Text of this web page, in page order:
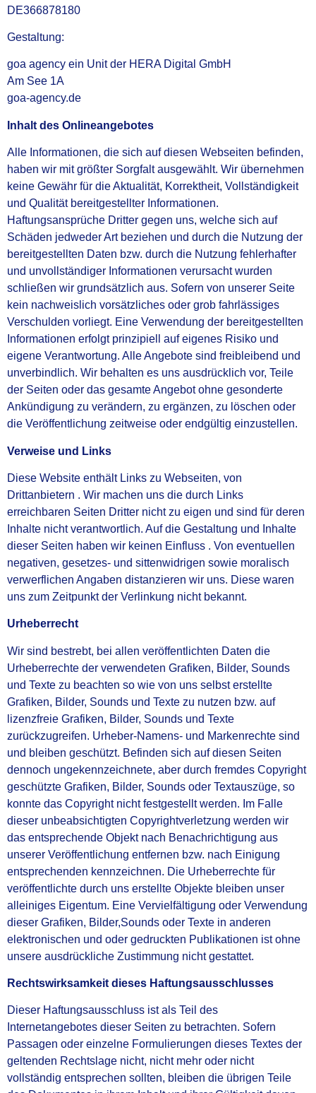
DE366878180
Gestaltung:
goa agency ein Unit der HERA Digital GmbH
Am See 1A
goa-agency.de
Inhalt des Onlineangebotes
Alle Informationen, die sich auf diesen Webseiten befinden,
haben wir mit größter Sorgfalt ausgewählt. Wir übernehmen
keine Gewähr für die Aktualität, Korrektheit, Vollständigkeit
und Qualität bereitgestellter Informationen.
Haftungsansprüche Dritter gegen uns, welche sich auf
Schäden jedweder Art beziehen und durch die Nutzung der
bereitgestellten Daten bzw. durch die Nutzung fehlerhafter
und unvollständiger Informationen verursacht wurden
schließen wir grundsätzlich aus. Sofern von unserer Seite
kein nachweislich vorsätzliches oder grob fahrlässiges
Verschulden vorliegt. Eine Verwendung der bereitgestellten
Informationen erfolgt prinzipiell auf eigenes Risiko und
eigene Verantwortung. Alle Angebote sind freibleibend und
unverbindlich. Wir behalten es uns ausdrücklich vor, Teile
der Seiten oder das gesamte Angebot ohne gesonderte
Ankündigung zu verändern, zu ergänzen, zu löschen oder
die Veröffentlichung zeitweise oder endgültig einzustellen.
Verweise und Links
Diese Website enthält Links zu Webseiten, von
Drittanbietern . Wir machen uns die durch Links
erreichbaren Seiten Dritter nicht zu eigen und sind für deren
Inhalte nicht verantwortlich. Auf die Gestaltung und Inhalte
dieser Seiten haben wir keinen Einfluss . Von eventuellen
negativen, gesetzes- und sittenwidrigen sowie moralisch
verwerflichen Angaben distanzieren wir uns. Diese waren
uns zum Zeitpunkt der Verlinkung nicht bekannt.
Urheberrecht
Wir sind bestrebt, bei allen veröffentlichten Daten die
Urheberrechte der verwendeten Grafiken, Bilder, Sounds
und Texte zu beachten so wie von uns selbst erstellte
Grafiken, Bilder, Sounds und Texte zu nutzen bzw. auf
lizenzfreie Grafiken, Bilder, Sounds und Texte
zurückzugreifen. Urheber-Namens- und Markenrechte sind
und bleiben geschützt. Befinden sich auf diesen Seiten
dennoch ungekennzeichnete, aber durch fremdes Copyright
geschützte Grafiken, Bilder, Sounds oder Textauszüge, so
konnte das Copyright nicht festgestelltwerden. Im Falle
dieser unbeabsichtigten Copyrightverletzung werden wir
das entsprechende Objekt nach Benachrichtigung aus
unserer Veröffentlichung entfernen bzw. nach Einigung
entsprechenden kennzeichnen. Die Urheberrechte für
veröffentlichte durch uns erstellte Objekte bleiben unser
alleiniges Eigentum. Eine Vervielfältigung oder Verwendung
dieser Grafiken, Bilder,Sounds oder Texte in anderen
elektronischen und oder gedruckten Publikationen ist ohne
unsere ausdrückliche Zustimmung nichtgestattet.
Rechtswirksamkeit dieses Haftungsausschlusses
Dieser Haftungsausschluss ist als Teil des
Internetangebotes dieser Seiten zu betrachten. Sofern
Passagen oder einzelne Formulierungen dieses Textes der
geltenden Rechtslage nicht, nicht mehr oder nicht
vollständig entsprechen sollten, bleiben die übrigen Teile